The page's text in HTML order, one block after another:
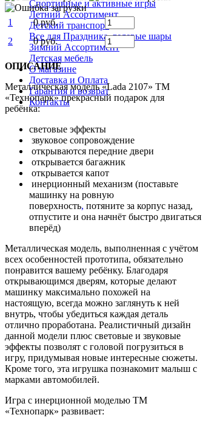
Спортивные и активные игры
Летний Ассортимент
Детский транспорт
Все для Праздника, гелевые шары
Зимний Ассортимент
Детская мебель
О магазине
Доставка и Оплата
Гарантия и возврат
Контакты
1
0 руб.
2
0 руб.
ОПИСАНИЕ
Металлическая модель «Lada 2107» ТМ
«Технопарк» прекрасный подарок для
ребёнка:
световые эффекты
звуковое сопровождение
открываются передние двери
открывается багажник
открывается капот
инерционный механизм (поставьте
машинку на ровную
поверхность, потяните за корпус назад,
отпустите и она начнёт быстро двигаться
вперёд)
Металлическая модель, выполненная с учётом
всех особенностей прототипа, обязательно
понравится вашему ребёнку. Благодаря
открывающимся дверям, которые делают
машинку максимально похожей на
настоящую, всегда можно заглянуть к ней
внутрь, чтобы убедиться каждая деталь
отлично проработана. Реалистичный дизайн
данной модели плюс световые и звуковые
эффекты позволят с головой погрузиться в
игру, придумывая новые интересные сюжеты.
Кроме того, эта игрушка познакомит малыш с
марками автомобилей.
Игра с инерционной моделью ТМ
«Технопарк» развивает: